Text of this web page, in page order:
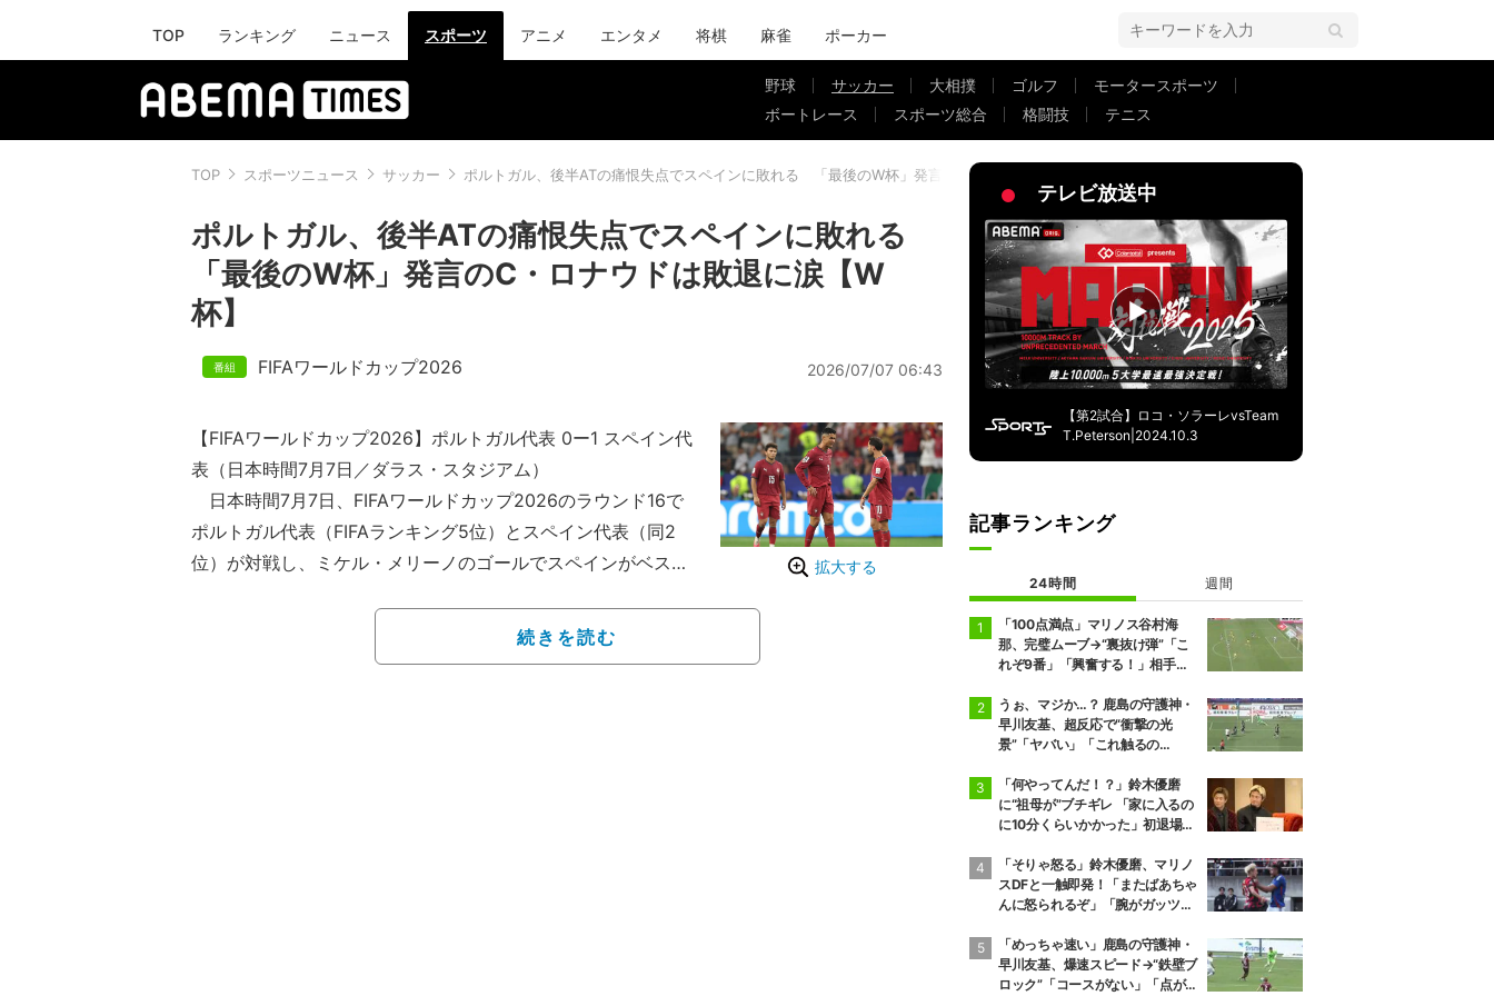
TOP ランキング ニュース スポーツ アニメ エンタメ 将棋 麻雀 ポーカー
野球 サッカー 大相撲 ゴルフ
モータースポーツ
ボートレース
スポーツ総合 格闘技 テニス
TOP スポーツニュース サッカー ポルトガル、後半ATの痛恨失点でスペインに敗れる 「最後のW杯」発言のC・ロナウドは敗退に涙【W杯】
ポルトガル、後半ATの痛恨失点でスペインに敗れる
「最後のW杯」発言のC・ロナウドは敗退に涙【W
杯】
FIFAワールドカップ2026 2026/07/07 06:43
拡大する
【FIFAワールドカップ2026】ポルトガル代表 0ー1 スペイン代
表（日本時間7月7日／ダラス・スタジアム）
日本時間7月7日、FIFAワールドカップ2026のラウンド16で
ポルトガル代表（FIFAランキング5位）とスペイン代表（同2
位）が対戦し、ミケル・メリーノのゴールでスペインがベスト
ラウンド32でクロアチア代表に2ー1で勝利したポルトガル
と、オーストリア代表に3ー0で勝利して勝ち上がったスペイン
続きを読む
テレビ放送中
【第2試合】ロコ・ソラーレvsTeam
T.Peterson|2024.10.3
記事ランキング
24時間 週間
「100点満点」マリノス谷村海
那、完璧ムーブ→“裏抜け弾”「こ
れぞ9番」「興奮する！」相手守
出し”
うぉ、マジか…？ 鹿島の守護神・
早川友基、超反応で“衝撃の光
景”「ヤバい」「これ触るの
本“スーパーセーブ”
「何やってんだ！？」鈴木優磨
に“祖母が”ブチギレ 「家に入るの
に10分くらいかかった」初退場の
「そりゃ怒る」鈴木優磨、マリノ
スDFと一触即発！「またばあちゃ
んに怒られるぞ」「腕がガッツリ
「めっちゃ速い」鹿島の守護神・
早川友基、爆速スピード→“鉄壁ブ
ロック”「コースがない」「点が